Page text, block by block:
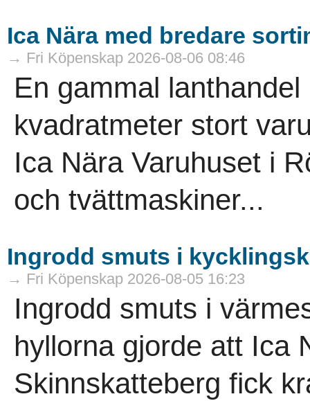
Ica Nära med bredare
→ Fri Köpenskap 2026-08-06 08:46
En gammal
kvadratmeter stort
Ica Nära Varuhuset i
och tvättmaskiner...
Ingrodd smuts i
→ Fri Köpenskap 2026-08-05 16:23
Ingrodd smuts i
hyllorna gjorde att Ica
Skinnskatteberg fick